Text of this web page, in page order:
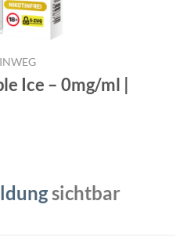
Ice – 0mg/ml |
sichtbar